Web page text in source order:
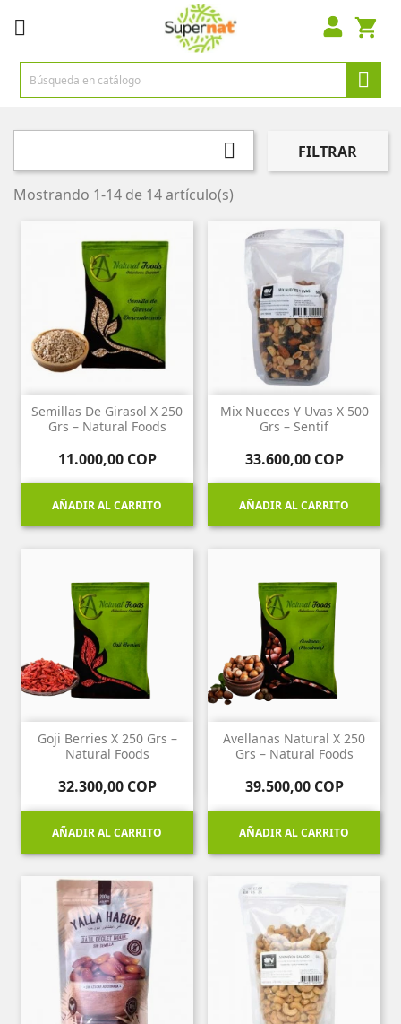


 FILTRAR
Mostrando 1-14 de 14 artículo(s)
Semillas De Girasol X 250
Grs – Natural Foods
Precio
11.000,00 COP
AÑADIR AL CARRITO
Mix Nueces Y Uvas X 500
Grs – Sentif
Precio
33.600,00 COP
AÑADIR AL CARRITO
Goji Berries X 250 Grs –
Natural Foods
Precio
32.300,00 COP
AÑADIR AL CARRITO
Avellanas Natural X 250
Grs – Natural Foods
Precio
39.500,00 COP
AÑADIR AL CARRITO